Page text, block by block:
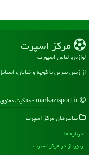
مركز اسپرت
لوازم و لباس اسپورت
از زمین تمرین تا کوچه و خیابان،
میانبرهای مركز اسپرت
درباره ما
رپورتاژ در مركز اسپرت